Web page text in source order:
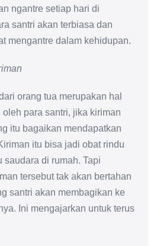
ngantre setiap hari di
santri akan terbiasa dan
mengantre dalam kehidupan.
orang tua merupakan hal
para santri, jika kiriman
itu bagaikan mendapatkan
itu bisa jadi obat rindu
saudara di rumah. Tapi
tersebut tak akan bertahan
santri akan membagikan ke
Ini mengajarkan untuk terus